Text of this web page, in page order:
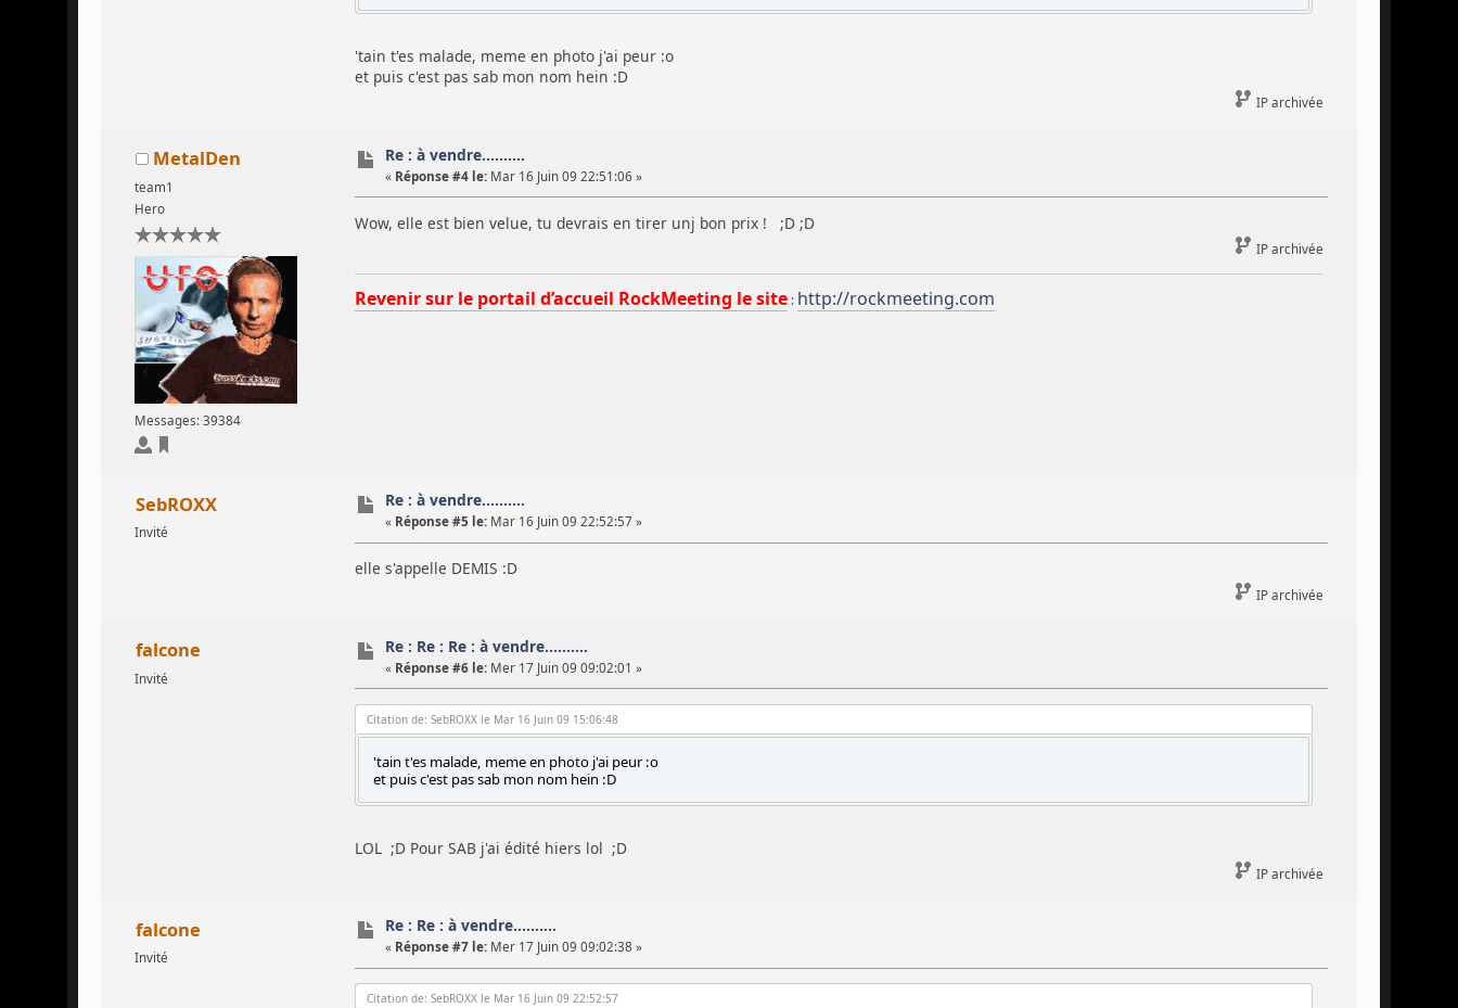
'tain t'es malade, meme en photo j'ai peur :o
et puis c'est pas sab mon nom hein :D
IP archivée
MetalDen
team1
Hero
Messages: 39384
Re : à vendre..........
« Réponse #4 le: Mar 16 Juin 09 22:51:06 »
Wow, elle est bien velue, tu devrais en tirer unj bon prix ! ;D ;D
IP archivée
Revenir sur le portail d’accueil RockMeeting le site: http://rockmeeting.com
SebROXX
Invité
Re : à vendre..........
« Réponse #5 le: Mar 16 Juin 09 22:52:57 »
elle s'appelle DEMIS :D
IP archivée
falcone
Invité
Re : Re : Re : à vendre..........
« Réponse #6 le: Mer 17 Juin 09 09:02:01 »
Citation de: SebROXX le Mar 16 Juin 09 15:06:48
'tain t'es malade, meme en photo j'ai peur :o
et puis c'est pas sab mon nom hein :D
LOL ;D Pour SAB j'ai édité hiers lol ;D
IP archivée
falcone
Invité
Re : Re : à vendre..........
« Réponse #7 le: Mer 17 Juin 09 09:02:38 »
Citation de: SebROXX le Mar 16 Juin 09 22:52:57